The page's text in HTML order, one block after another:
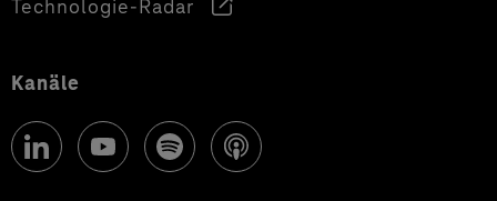
Technologie-Radar
Kanäle